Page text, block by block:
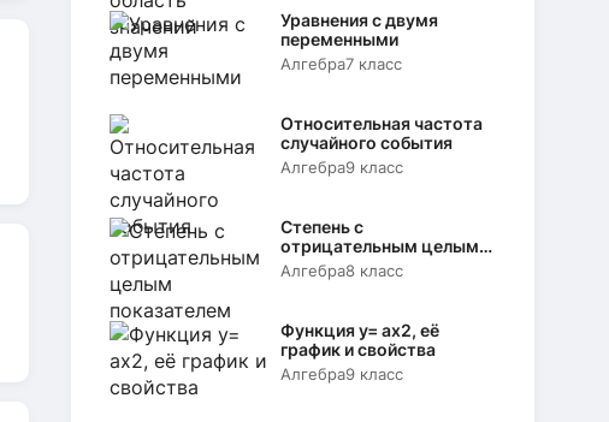
Уравнения с двумя
переменными
Алгебра7 класс
Относительная частота
случайного события
Алгебра9 класс
Степень с
отрицательным целым
показателем
Алгебра8 класс
Функция y= аx2, её
график и свойства
Алгебра9 класс